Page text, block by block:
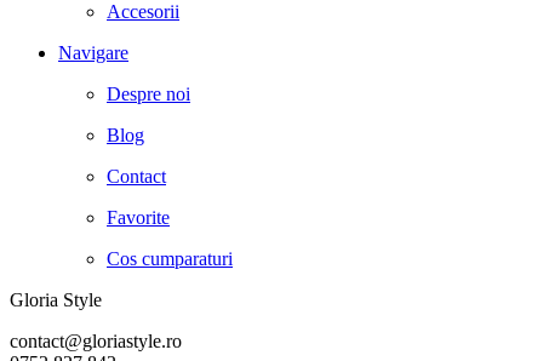
Accesorii
Navigare
Despre noi
Blog
Contact
Favorite
Cos cumparaturi
Gloria Style
contact@gloriastyle.ro